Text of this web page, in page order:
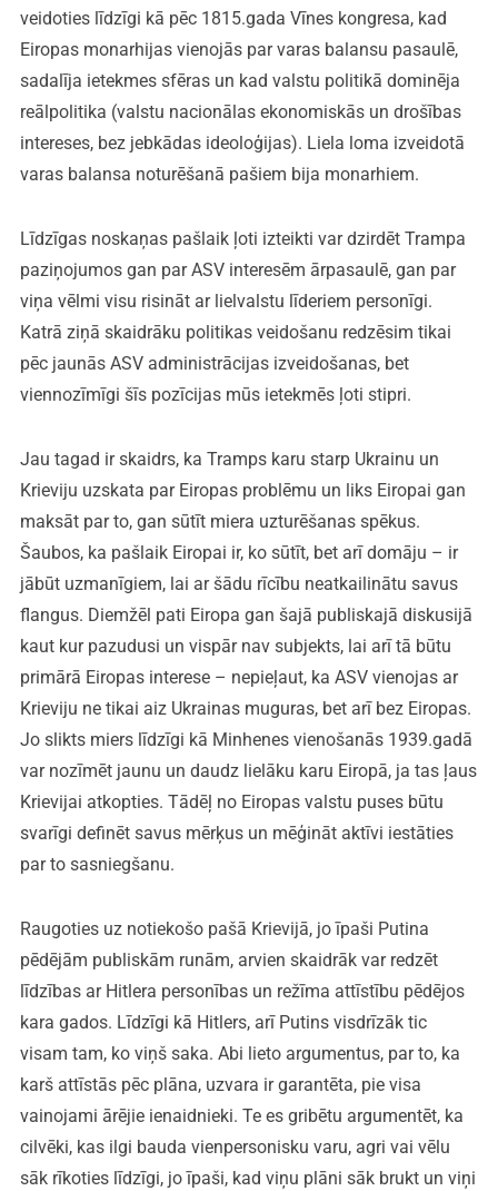
veidoties līdzīgi kā pēc 1815.gada Vīnes kongresa, kad
Eiropas monarhijas vienojās par varas balansu pasaulē,
sadalīja ietekmes sfēras un kad valstu politikā dominēja
reālpolitika (valstu nacionālas ekonomiskās un drošības
intereses, bez jebkādas ideoloģijas). Liela loma izveidotā
varas balansa noturēšanā pašiem bija monarhiem.
Līdzīgas noskaņas pašlaik ļoti izteikti var dzirdēt Trampa
paziņojumos gan par ASV interesēm ārpasaulē, gan par
viņa vēlmi visu risināt ar lielvalstu līderiem personīgi.
Katrā ziņā skaidrāku politikas veidošanu redzēsim tikai
pēc jaunās ASV administrācijas izveidošanas, bet
viennozīmīgi šīs pozīcijas mūs ietekmēs ļoti stipri.
Jau tagad ir skaidrs, ka Tramps karu starp Ukrainu un
Krieviju uzskata par Eiropas problēmu un liks Eiropai gan
maksāt par to, gan sūtīt miera uzturēšanas spēkus.
Šaubos, ka pašlaik Eiropai ir, ko sūtīt, bet arī domāju – ir
jābūt uzmanīgiem, lai ar šādu rīcību neatkailinātu savus
flangus. Diemžēl pati Eiropa gan šajā publiskajā diskusijā
kaut kur pazudusi un vispār nav subjekts, lai arī tā būtu
primārā Eiropas interese – nepieļaut, ka ASV vienojas ar
Krieviju ne tikai aiz Ukrainas muguras, bet arī bez Eiropas.
Jo slikts miers līdzīgi kā Minhenes vienošanās 1939.gadā
var nozīmēt jaunu un daudz lielāku karu Eiropā, ja tas ļaus
Krievijai atkopties. Tādēļ no Eiropas valstu puses būtu
svarīgi definēt savus mērķus un mēģināt aktīvi iestāties
par to sasniegšanu.
Raugoties uz notiekošo pašā Krievijā, jo īpaši Putina
pēdējām publiskām runām, arvien skaidrāk var redzēt
līdzības ar Hitlera personības un režīma attīstību pēdējos
kara gados. Līdzīgi kā Hitlers, arī Putins visdrīzāk tic
visam tam, ko viņš saka. Abi lieto argumentus, par to, ka
karš attīstās pēc plāna, uzvara ir garantēta, pie visa
vainojami ārējie ienaidnieki. Te es gribētu argumentēt, ka
cilvēki, kas ilgi bauda vienpersonisku varu, agri vai vēlu
sāk rīkoties līdzīgi, jo īpaši, kad viņu plāni sāk brukt un viņi